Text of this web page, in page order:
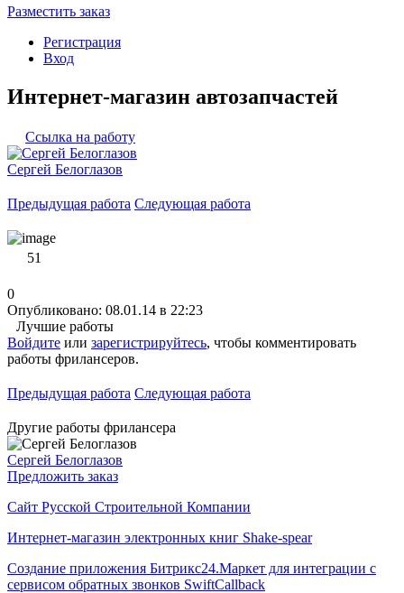
Разместить заказ
Регистрация
Вход
Интернет-магазин автозапчастей
Ссылка на работу
Сергей Белоглазов
Предыдущая работа Следующая работа
51
0
Опубликовано: 08.01.14 в 22:23
Лучшие работы
Войдите или зарегистрируйтесь, чтобы комментировать
работы фрилансеров.
Предыдущая работа Следующая работа
Другие работы фрилансера
Сергей Белоглазов
Предложить заказ
Сайт Русской Строительной Компании
Интернет-магазин электронных книг Shake-spear
Создание приложения Битрикс24.Маркет для интеграции с
сервисом обратных звонков SwiftCallback